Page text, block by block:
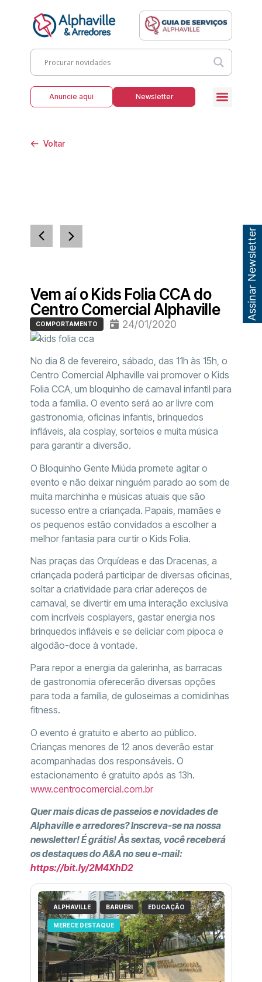
Anuncie aqui Newsletter
Voltar
Vem aí o Kids Folia CCA do
Centro Comercial Alphaville
COMPORTAMENTO 24/01/2020
No dia 8 de fevereiro, sábado, das 11h às 15h, o
Centro Comercial Alphaville vai promover o Kids
Folia CCA, um bloquinho de carnaval infantil para
toda a família. O evento será ao ar livre com
gastronomia, oficinas infantis, brinquedos
infláveis, ala cosplay, sorteios e muita música
para garantir a diversão.
O Bloquinho Gente Miúda promete agitar o
evento e não deixar ninguém parado ao som de
muita marchinha e músicas atuais que são
sucesso entre a criançada. Papais, mamães e
os pequenos estão convidados a escolher a
melhor fantasia para curtir o Kids Folia.
Nas praças das Orquídeas e das Dracenas, a
criançada poderá participar de diversas oficinas,
soltar a criatividade para criar adereços de
carnaval, se divertir em uma interação exclusiva
com incríveis cosplayers, gastar energia nos
brinquedos infláveis e se deliciar com pipoca e
algodão-doce à vontade.
Para repor a energia da galerinha, as barracas
de gastronomia oferecerão diversas opções
para toda a família, de guloseimas a comidinhas
fitness.
O evento é gratuito e aberto ao público.
Crianças menores de 12 anos deverão estar
acompanhadas dos responsáveis. O
estacionamento é gratuito após as 13h.
www.centrocomercial.com.br
Quer mais dicas de passeios e novidades de
Alphaville e arredores? Inscreva-se na nossa
newsletter! É grátis! Às sextas, você receberá
os destaques do A&A no seu e-mail:
https://bit.ly/2M4XhD2
ALPHAVILLE BARUERI EDUCAÇÃO
MERECE DESTAQUE
Assinar Newsletter